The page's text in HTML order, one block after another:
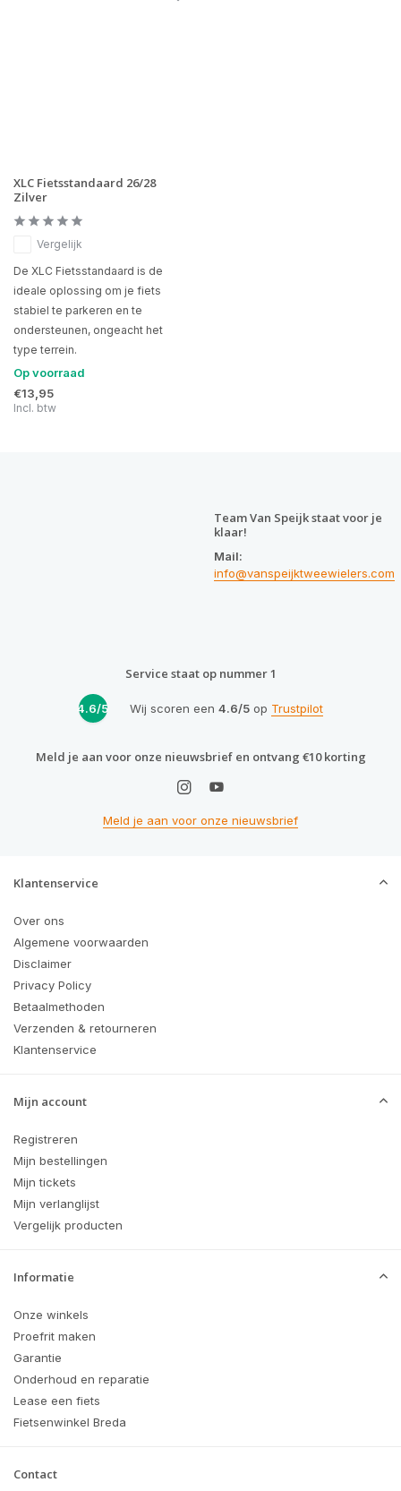
XLC Fietsstandaard 26/28
Zilver
Vergelijk
De XLC Fietsstandaard is de
ideale oplossing om je fiets
stabiel te parkeren en te
ondersteunen, ongeacht het
type terrein.
Op voorraad
€13,95
Incl. btw
Team Van Speijk staat voor je
klaar!
Mail:
info@vanspeijktweewielers.com
Service staat op nummer 1
4.6/5 Wij scoren een 4.6/5op Trustpilot
Meld je aan voor onze nieuwsbrief en ontvang €10 korting
Meld je aan voor onze nieuwsbrief
Klantenservice
Over ons
Algemene voorwaarden
Disclaimer
Privacy Policy
Betaalmethoden
Verzenden & retourneren
Klantenservice
Mijn account
Registreren
Mijn bestellingen
Mijn tickets
Mijn verlanglijst
Vergelijk producten
Informatie
Onze winkels
Proefrit maken
Garantie
Onderhoud en reparatie
Lease een fiets
Fietsenwinkel Breda
Contact